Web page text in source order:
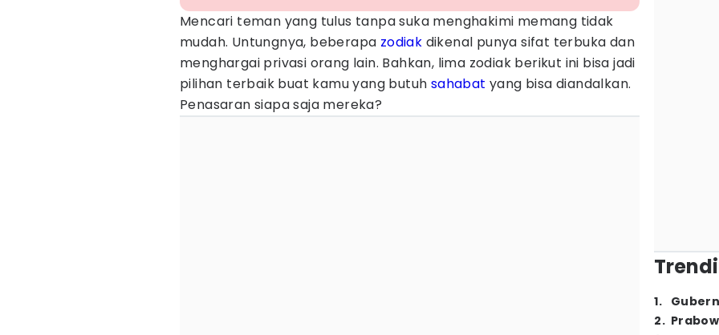
Mencari teman yang tulus tanpa suka menghakimi memang tidak
mudah. Untungnya, beberapa zodiak dikenal punya sifat terbuka dan
menghargai privasi orang lain. Bahkan, lima zodiak berikut ini bisa jadi
pilihan terbaik buat kamu yang butuh sahabat yang bisa diandalkan.
Penasaran siapa saja mereka?
1.
2.